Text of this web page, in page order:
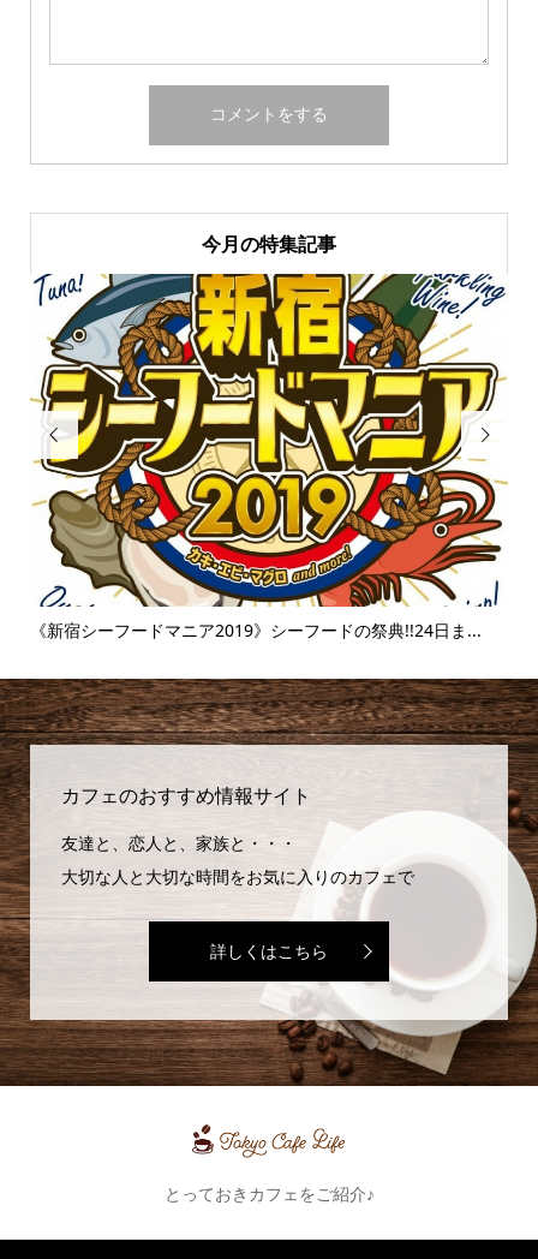
今月の特集記事

ドの祭典!!24日ま...
《富士そば》衝撃のタピオカ漬け丼!!販売延長

カフェのおすすめ情報サイト
友達と、恋人と、家族と・・・
大切な人と大切な時間をお気に入りのカフェで
詳しくはこちら
とっておきカフェをご紹介♪